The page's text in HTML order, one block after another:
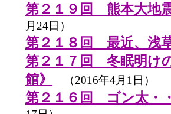
第２１９回 熊本大地
月24日）
第２１８回 最近、浅
第２１７回 冬眠明け
館》
（2016年4月1日）
第２１６回 ゴン太・